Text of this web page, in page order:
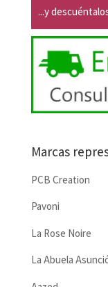
...y
Marcas
PCB Creation
Pavoni
La Rose Noire
La Abuela